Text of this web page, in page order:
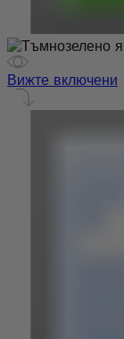
Вижте включени